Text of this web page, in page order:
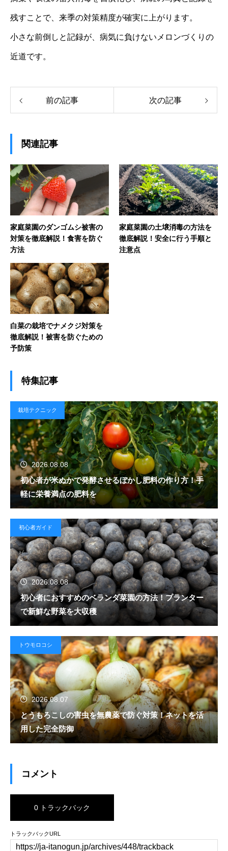
残すことで、来季の対策精度が確実に上がります。
小さな前倒しと記録が、病気に負けないメロンづくりの
近道です。
前の記事 次の記事
関連記事
家庭菜園のダンゴムシ被害の
対策を徹底解説！食害を防ぐ
方法
家庭菜園の土壌消毒の方法を
徹底解説！安全に行う手順と
注意点
白菜の栽培でナメクジ対策を
徹底解説！被害を防ぐための
予防策
特集記事
栽培テクニック
2026.08.08
初心者が米ぬかで発酵させるぼかし肥料の作り方！手
軽に栄養満点の肥料を
初心者ガイド
2026.08.08
初心者におすすめのベランダ菜園の方法！プランター
で新鮮な野菜を大収穫
トウモロコシ
2026.08.07
とうもろこしの害虫を無農薬で防ぐ対策！ネットを活
用した完全防御
コメント
0 トラックバック
トラックバックURL